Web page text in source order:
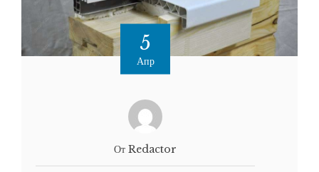
5
Апр
От Redactor